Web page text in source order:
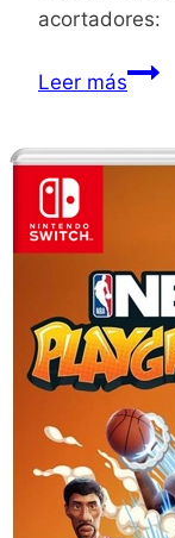
acortadores:
Leer másPoppy
4